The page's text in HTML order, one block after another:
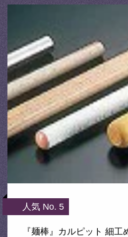
人気 No. 5
『麺棒』カルピット 細工